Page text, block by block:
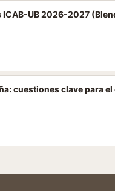
UB 2026-2027
cuestiones clave para